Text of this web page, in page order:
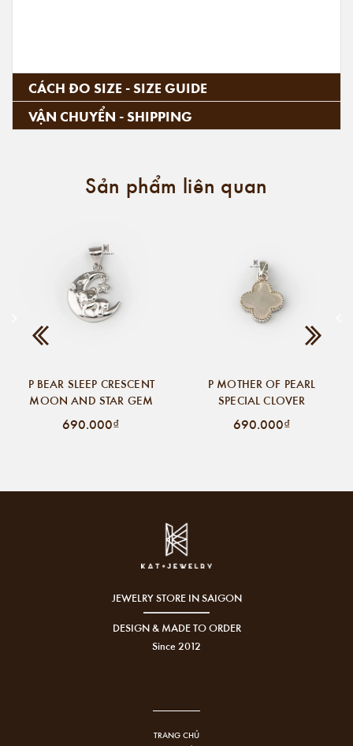
CÁCH ĐO SIZE - SIZE GUIDE
VẬN CHUYỂN - SHIPPING
Sản phẩm liên quan
P BEAR SLEEP CRESCENT
MOON AND STAR GEM
690.000₫
P MOTHER OF PEARL
SPECIAL CLOVER
690.000₫
JEWELRY STORE IN SAIGON
DESIGN & MADE TO ORDER
Since 2012
TRANG CHỦ